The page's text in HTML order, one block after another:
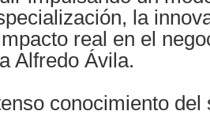
la
real en el
Alfredo Ávila.
conocimiento del